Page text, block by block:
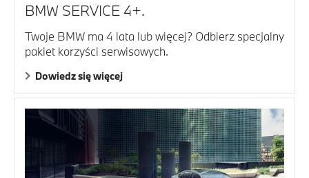
BMW SERVICE 4+.
Twoje BMW ma 4 lata lub więcej? Odbierz specjalny
pakiet korzyści serwisowych.
Dowiedz się więcej